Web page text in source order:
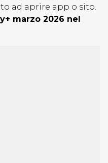
ad aprire app o sito.
marzo 2026 nel